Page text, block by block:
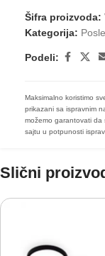
Šifra proizvoda:
Kategorija:
Podeli:
Maksimalno koristimo
prikazani sa ispravnim
možemo garantovati da
sajtu u potpunosti
Slični